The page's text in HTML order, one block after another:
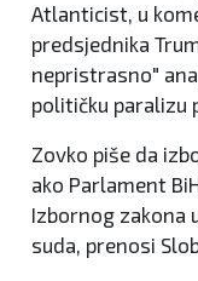
Atlanticist, u
predsjednika
nepristrasno"
političku paralizu
Zovko piše da
ako Parlament
Izbornog zakona
suda, prenosi